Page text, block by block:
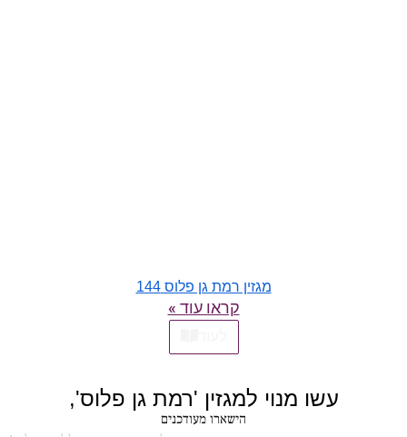
מגזין רמת גן פלוס 144
קראו עוד »
עשו מנוי למגזין 'רמת גן פלוס',
הישארו מעודכנים